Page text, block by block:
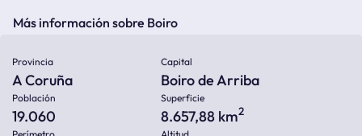
Más información sobre Boiro
Provincia
A Coruña
Capital
Boiro de Arriba
Población
19.060
Superficie
8.657,88 km2